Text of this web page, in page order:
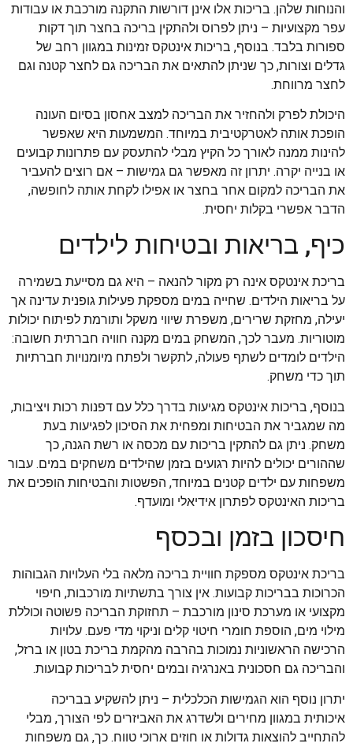
והנוחות שלהן. בריכות אלו אינן דורשות התקנה מורכבת או עבודות
עפר מקצועיות – ניתן לפרוס ולהתקין בריכה בחצר תוך דקות
ספורות בלבד. בנוסף, בריכות אינטקס זמינות במגוון רחב של
גדלים וצורות, כך שניתן להתאים את הבריכה גם לחצר קטנה וגם
לחצר מרווחת.
היכולת לפרק ולהחזיר את הבריכה למצב אחסון בסיום העונה
הופכת אותה לאטרקטיבית במיוחד. המשמעות היא שאפשר
להינות ממנה לאורך כל הקיץ מבלי להתעסק עם פתרונות קבועים
או בנייה יקרה. יתרון זה מאפשר גם גמישות – אם רוצים להעביר
את הבריכה למקום אחר בחצר או אפילו לקחת אותה לחופשה,
הדבר אפשרי בקלות יחסית.
כיף, בריאות ובטיחות לילדים
בריכת אינטקס אינה רק מקור להנאה – היא גם מסייעת בשמירה
על בריאות הילדים. שחייה במים מספקת פעילות גופנית עדינה אך
יעילה, מחזקת שרירים, משפרת שיווי משקל ותורמת לפיתוח יכולות
מוטוריות. מעבר לכך, המשחק במים מקנה חוויה חברתית חשובה:
הילדים לומדים לשתף פעולה, לתקשר ולפתח מיומנויות חברתיות
תוך כדי משחק.
בנוסף, בריכות אינטקס מגיעות בדרך כלל עם דפנות רכות ויציבות,
מה שמגביר את הבטיחות ומפחית את הסיכון לפגיעות בעת
משחק. ניתן גם להתקין בריכות עם מכסה או רשת הגנה, כך
שההורים יכולים להיות רגועים בזמן שהילדים משחקים במים. עבור
משפחות עם ילדים קטנים במיוחד, הפשטות והבטיחות הופכים את
בריכות האינטקס לפתרון אידיאלי ומועדף.
חיסכון בזמן ובכסף
בריכת אינטקס מספקת חוויית בריכה מלאה בלי העלויות הגבוהות
הכרוכות בבריכות קבועות. אין צורך בתשתיות מורכבות, חיפוי
מקצועי או מערכת סינון מורכבת – תחזוקת הבריכה פשוטה וכוללת
מילוי מים, הוספת חומרי חיטוי קלים וניקוי מדי פעם. עלויות
הרכישה הראשוניות נמוכות בהרבה מהקמת בריכת בטון או ברזל,
והבריכה גם חסכונית באנרגיה ובמים יחסית לבריכות קבועות.
יתרון נוסף הוא הגמישות הכלכלית – ניתן להשקיע בבריכה
איכותית במגוון מחירים ולשדרג את האביזרים לפי הצורך, מבלי
להתחייב להוצאות גדולות או חוזים ארוכי טווח. כך, גם משפחות